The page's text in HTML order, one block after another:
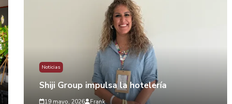
Noticias
Shiji Group impulsa la hotelería
19 mayo, 2026 Frank